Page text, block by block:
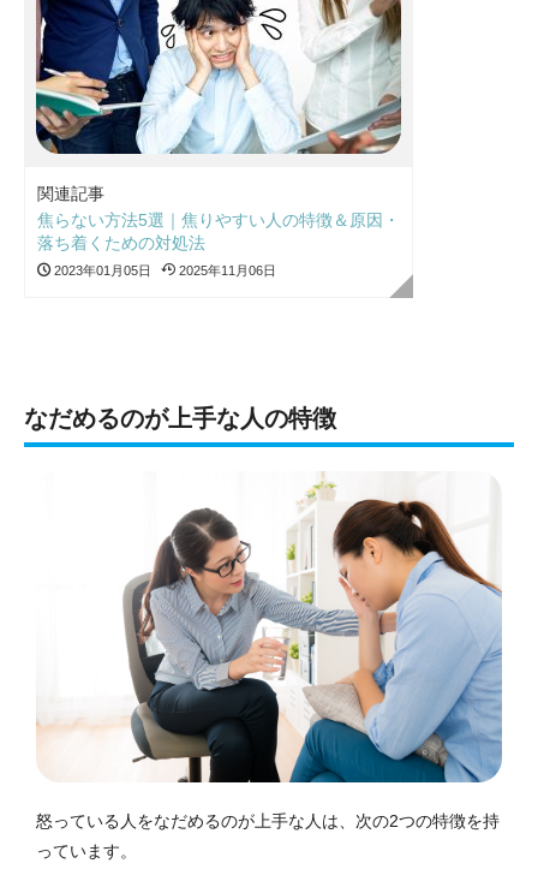
関連記事
焦らない方法5選｜焦りやすい人の特徴＆原因・
落ち着くための対処法
2023年01月05日 2025年11月06日
なだめるのが上手な人の特徴
怒っている人をなだめるのが上手な人は、次の2つの特徴を持
っています。